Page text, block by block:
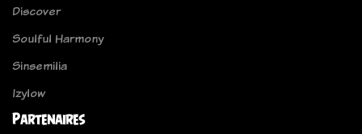
Discover
Soulful Harmony
Sinsemilia
Izylow
Partenaires